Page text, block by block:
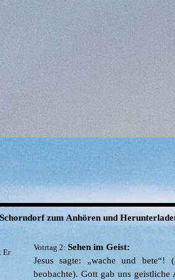
zum Anhören und
Er
Votrtag 2: Sehen im Geist:
Jesus sagte: „wache und bete“!
beobachte). Gott gab uns geistliche